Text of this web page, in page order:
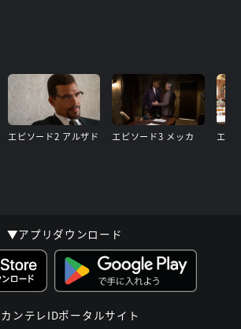
エピソード2 アルザド エピソード3 メッカ
▼アプリダウンロード
ンテレIDポータルサイト